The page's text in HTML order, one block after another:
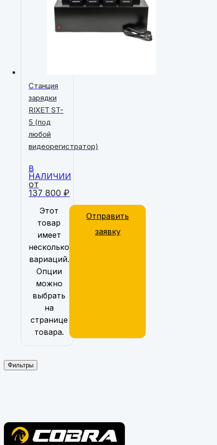
от
137 800 ₽
Станция
зарядки
RIXET ST-
5 (под
любой
видеорегистратор)
В
НАЛИЧИИ
Этот
товар
имеет
несколько
вариаций.
Опции
можно
выбрать
на
странице
товара.
Отправить
заявку
Фильтры